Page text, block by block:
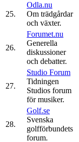
25.
Odla.nu
Om trädgårdar
och växter.
26.
Forumet.nu
Generella
diskussioner
och debatter.
27.
Studio Forum
Tidningen
Studios forum
för musiker.
28.
Golf.se
Svenska
golfförbundets
forum.